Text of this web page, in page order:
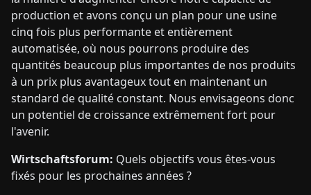
production et avons conçu un plan pour une usine
cinq fois plus performante et entièrement
automatisée, où nous pourrons produire des
quantités beaucoup plus importantes de nos produits
à un prix plus avantageux tout en maintenant un
standard de qualité constant. Nous envisageons donc
un potentiel de croissance extrêmement fort pour
l'avenir.
Wirtschaftsforum: Quels objectifs vous êtes-vous
fixés pour les prochaines années ?